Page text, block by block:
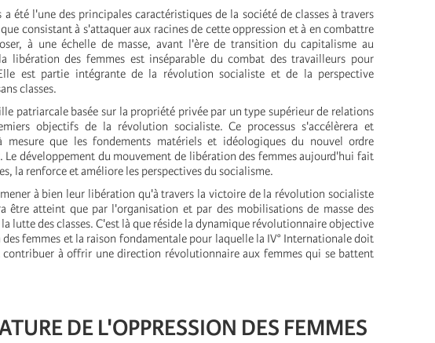
a été l'une des principales caractéristiques de la société de classes à travers
consistant à s'attaquer aux racines de cette oppression et à en combattre
à une échelle de masse, avant l'ère de transition du capitalisme au
libération des femmes est inséparable du combat des travailleurs pour
est partie intégrante de la révolution socialiste et de la perspective
classes.
patriarcale basée sur la propriété privée par un type supérieur de relations
objectifs de la révolution socialiste. Ce processus s'accélèrera et
que les fondements matériels et idéologiques du nouvel ordre
développement du mouvement de libération des femmes aujourd'hui fait
la renforce et améliore les perspectives du socialisme.
à bien leur libération qu'à travers la victoire de la révolution socialiste
être atteint que par l'organisation et par des mobilisations de masse des
lutte des classes. C'est là que réside la dynamique révolutionnaire objective
femmes et la raison fondamentale pour laquelle la IV° Internationale doit
contribuer à offrir une direction révolutionnaire aux femmes qui se battent
DE L'OPPRESSION DES FEMMES